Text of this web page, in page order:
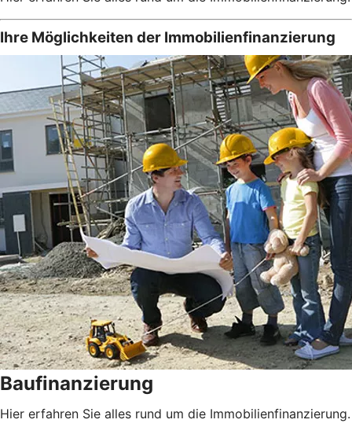
Ihre Möglichkeiten der Immobilienfinanzierung
Baufinanzierung
Hier erfahren Sie alles rund um die Immobilienfinanzierung.